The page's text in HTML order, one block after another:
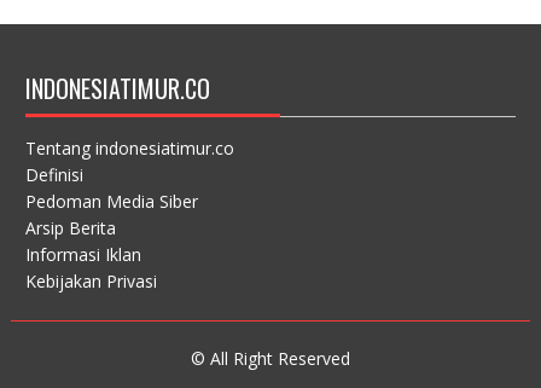
INDONESIATIMUR.CO
Tentang indonesiatimur.co
Definisi
Pedoman Media Siber
Arsip Berita
Informasi Iklan
Kebijakan Privasi
© All Right Reserved